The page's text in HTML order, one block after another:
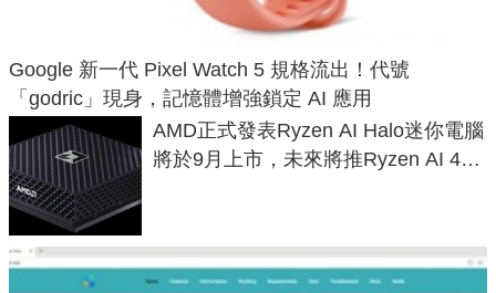
Google 新一代 Pixel Watch 5 規格流出！代號
「godric」現身，記憶體增強鎖定 AI 應用
AMD正式發表Ryzen AI Halo迷你電腦
將於9月上市，未來將推Ryzen AI 400